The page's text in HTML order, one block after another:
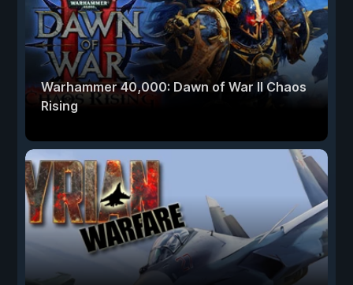
Warhammer 40,000: Dawn of War II Chaos
Rising